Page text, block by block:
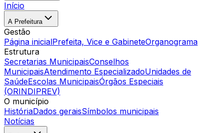
Início
A Prefeitura
Gestão
Página inicialPrefeita, Vice e GabineteOrganograma
Estrutura
Secretarias MunicipaisConselhos
MunicipaisAtendimento EspecializadoUnidades de
SaúdeEscolas MunicipaisÓrgãos Especiais
(ORINDIPREV)
O município
HistóriaDados geraisSímbolos municipais
Notícias